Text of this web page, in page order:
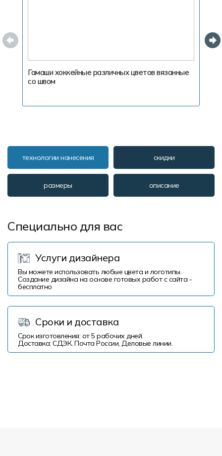
Гамаши хоккейные различных цветов вязанные
со швом
технологии нанесения скидки
размеры описание
Специально для вас
Услуги дизайнера
Вы можете использовать любые цвета и логотипы.
Создание дизайна на основе готовых работ с сайта -
бесплатно
Сроки и доставка
Срок изготовления: от 5 рабочих дней.
Доставка: СДЭК, Почта России, Деловые линии.